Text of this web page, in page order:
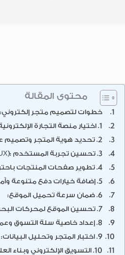
محتوى المقالة
خطوات لتصميم متجر إلكتروني:
1. اختيار منصة التجارة الإلكترونية المناسبة:
2. تحديد هوية المتجر وتصميم علامتك التجارية:
3. تحسين تجربة المستخدم :(UX)
4. تطوير صفحات المنتجات باحترافية:
5. إضافة خيارات دفع متنوعة وآمنة:
6. ضمان سرعة تحميل الموقع:
7. تحسين الموقع لمحركات البحث :(SEO)
8. إعداد خاصية سلة التسوق وعملية الدفع بسلاسة:
9. اختبار المتجر وتحليل البيانات:
10. التسويق الإلكتروني وبناء العلاقات مع العملاء: